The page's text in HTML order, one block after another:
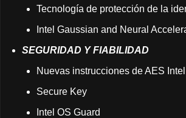
Tecnología de protección de la
Intel Gaussian and Neural
SEGURIDAD Y FIABILIDAD
Nuevas instrucciones de AES Intel
Secure Key
Intel OS Guard